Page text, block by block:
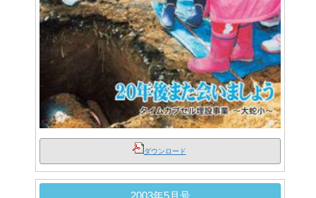
ダウンロード
2003年5月号